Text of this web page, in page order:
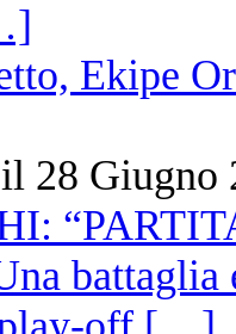
Ekipe
28 Giugno